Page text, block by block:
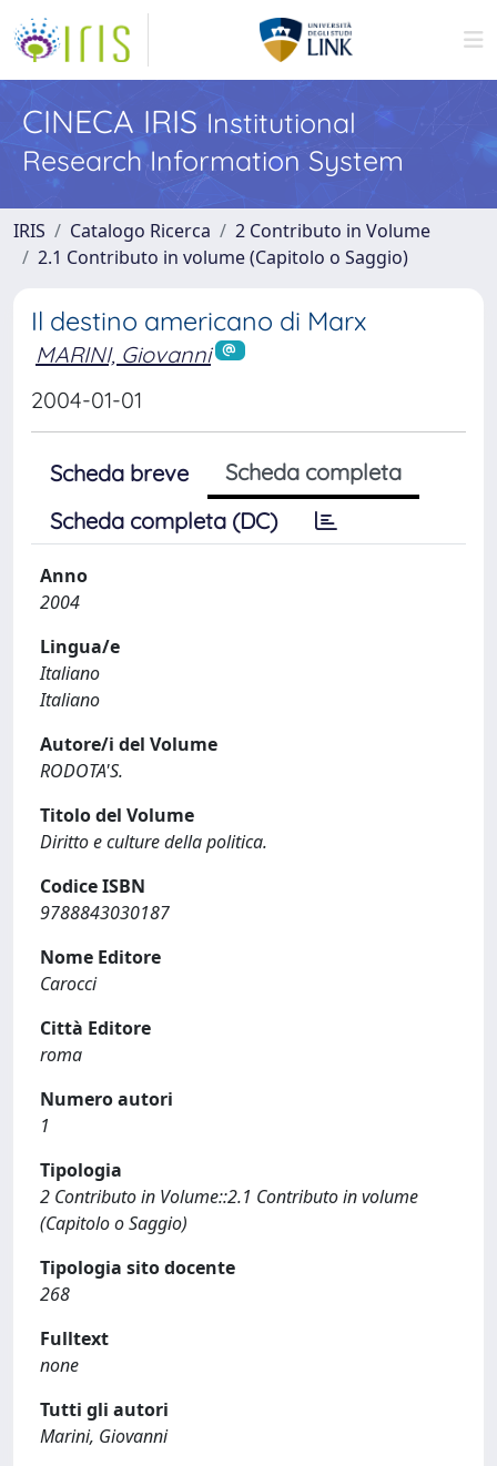
CINECA IRIS Institutional
Research Information System
IRIS Catalogo Ricerca
2 Contributo in Volume
2.1 Contributo in volume (Capitolo o Saggio)
Il destino americano di Marx
MARINI, Giovanni
2004-01-01
Scheda breve
Scheda completa
Scheda completa (DC)
Anno
2004
Lingua/e
Italiano
Italiano
Autore/i del Volume
RODOTA'S.
Titolo del Volume
Diritto e culture della politica.
Codice ISBN
9788843030187
Nome Editore
Carocci
Città Editore
roma
Numero autori
1
Tipologia
2 Contributo in Volume::2.1 Contributo in volume
(Capitolo o Saggio)
Tipologia sito docente
268
Fulltext
none
Tutti gli autori
Marini, Giovanni